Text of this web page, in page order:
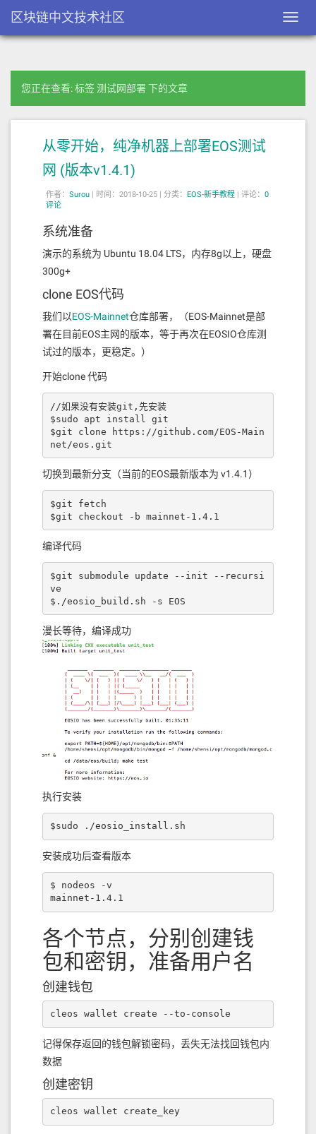
区块链中文技术社区
您正在查看: 标签 测试网部署 下的文章
从零开始，纯净机器上部署EOS测试
网 (版本v1.4.1)
作者： Surou | 时间：2018-10-25 | 分类： EOS-新手教程 | 评论： 0
评论
系统准备
演示的系统为 Ubuntu 18.04 LTS，内存8g以上，硬盘
300g+
clone EOS代码
我们以EOS-Mainnet仓库部署，（EOS-Mainnet是部
署在目前EOS主网的版本，等于再次在EOSIO仓库测
试过的版本，更稳定。）
开始clone 代码
//如果没有安装git,先安装
$sudo apt install git
$git clone https://github.com/EOS-Main
net/eos.git
切换到最新分支（当前的EOS最新版本为 v1.4.1）
$git fetch
$git checkout -b mainnet-1.4.1
编译代码
$git submodule update --init --recursi
ve
$./eosio_build.sh -s EOS
漫长等待，编译成功
执行安装
$sudo ./eosio_install.sh
安装成功后查看版本
$ nodeos -v
mainnet-1.4.1
各个节点，分别创建钱
包和密钥，准备用户名
创建钱包
cleos wallet create --to-console
记得保存返回的钱包解锁密码，丢失无法找回钱包内
数据
创建密钥
cleos wallet create_key